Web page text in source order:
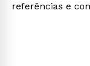
referências e
profissionais da